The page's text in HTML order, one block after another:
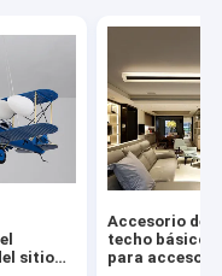
sitio
Accesorio de
techo básico
para